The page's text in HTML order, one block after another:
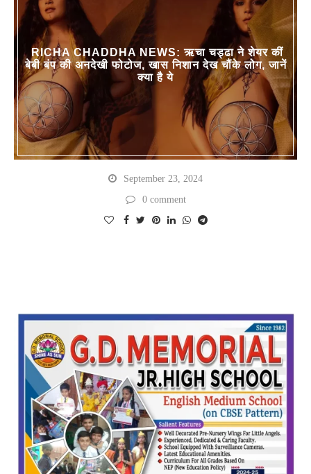
RICHA CHADDHA NEWS: ऋचा चड्ढा ने शेयर कीं
बेबी बंप की अनदेखी फोटोज, खास निशान देख चौंके लोग, जानें
क्या है ये
September 23, 2024
0 comment